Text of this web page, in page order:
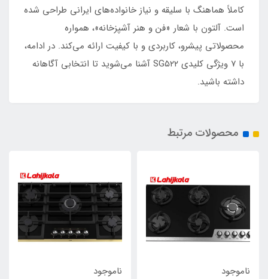
کاملاً هماهنگ با سلیقه و نیاز خانواده‌های ایرانی طراحی شده
است. آلتون با شعار «فن و هنر آشپزخانه»، همواره
محصولاتی پیشرو، کاربردی و با کیفیت ارائه می‌کند. در ادامه،
با ۷ ویژگی کلیدی SG۵۲۲ آشنا می‌شوید تا انتخابی آگاهانه
داشته باشید.
محصولات مرتبط
ناموجود ناموجود